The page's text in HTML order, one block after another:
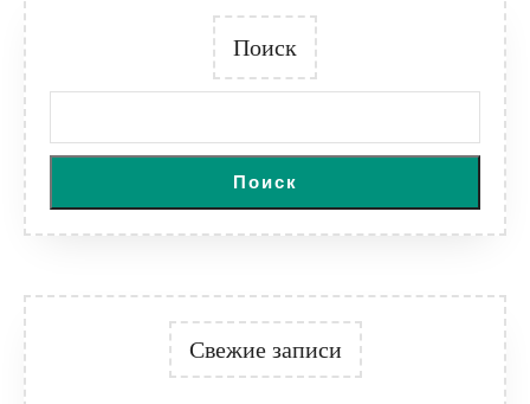
Поиск
Поиск
Свежие записи